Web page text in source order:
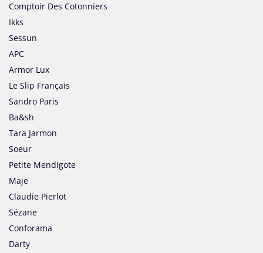
Comptoir Des Cotonniers
Ikks
Sessun
APC
Armor Lux
Le Slip Français
Sandro Paris
Ba&sh
Tara Jarmon
Soeur
Petite Mendigote
Maje
Claudie Pierlot
Sézane
Conforama
Darty